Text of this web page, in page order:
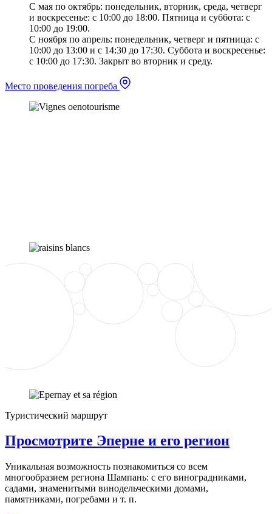
С мая по октябрь: понедельник, вторник, среда, четверг
и воскресенье: с 10:00 до 18:00. Пятница и суббота: с
10:00 до 19:00.
С ноября по апрель: понедельник, четверг и пятница: с
10:00 до 13:00 и с 14:30 до 17:30. Суббота и воскресенье:
с 10:00 до 17:30. Закрыт во вторник и среду.
Место проведения погреба
Туристический маршрут
Просмотрите Эперне и его регион
Уникальная возможность познакомиться со всем
многообразием региона Шампань: с его виноградниками,
садами, знаменитыми винодельческими домами,
памятниками, погребами и т. п.